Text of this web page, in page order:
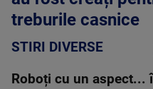
treburile casnice
STIRI DIVERSE
Roboți cu un